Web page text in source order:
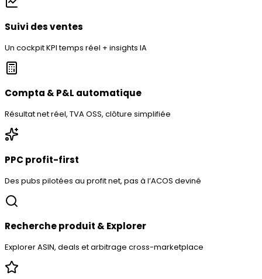
Suivi des ventes
Un cockpit KPI temps réel + insights IA
Compta & P&L automatique
Résultat net réel, TVA OSS, clôture simplifiée
PPC profit-first
Des pubs pilotées au profit net, pas à l’ACOS deviné
Recherche produit & Explorer
Explorer ASIN, deals et arbitrage cross-marketplace